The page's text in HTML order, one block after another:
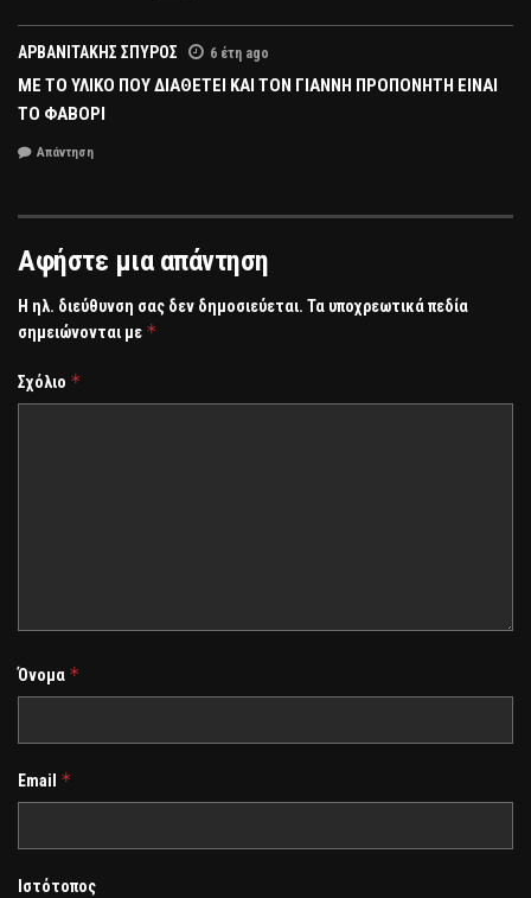
ΑΡΒΑΝΙΤΑΚΗΣ ΣΠΥΡΟΣ 6 έτη ago
ΜΕ ΤΟ ΥΛΙΚΟ ΠΟΥ ΔΙΑΘΕΤΕΙ ΚΑΙ ΤΟΝ ΓΙΑΝΝΗ ΠΡΟΠΟΝΗΤΗ ΕΙΝΑΙ
ΤΟ ΦΑΒΟΡΙ
Απάντηση
Αφήστε μια απάντηση
Η ηλ. διεύθυνση σας δεν δημοσιεύεται. Τα υποχρεωτικά πεδία
σημειώνονται με *
Σχόλιο *
Όνομα *
Email *
Ιστότοπος